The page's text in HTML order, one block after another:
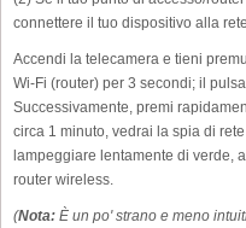
connettere il tuo dispositivo alla rete.
Accendi la telecamera e tieni
Wi-Fi (router) per 3 secondi; il
Successivamente, premi
circa 1 minuto, vedrai la spia di
lampeggiare lentamente di verde,
router wireless.
(Nota: È un po' strano e meno